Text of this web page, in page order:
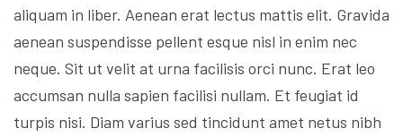
aliquam in liber. Aenean erat lectus mattis elit. Gravida
aenean suspendisse pellent esque nisl in enim nec
neque. Sit ut velit at urna facilisis orci nunc. Erat leo
accumsan nulla sapien facilisi nullam. Et feugiat id
turpis nisi. Diam varius sed tincidunt amet netus nibh